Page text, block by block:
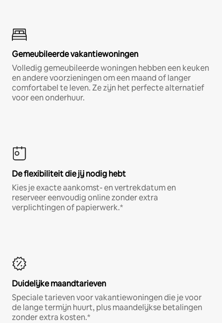
Gemeubileerde vakantiewoningen
Volledig gemeubileerde woningen hebben een keuken
en andere voorzieningen om een maand of langer
comfortabel te leven. Ze zijn het perfecte alternatief
voor een onderhuur.
De flexibiliteit die jij nodig hebt
Kies je exacte aankomst- en vertrekdatum en
reserveer eenvoudig online zonder extra
verplichtingen of papierwerk.*
Duidelijke maandtarieven
Speciale tarieven voor vakantiewoningen die je voor
de lange termijn huurt, plus maandelijkse betalingen
zonder extra kosten.*